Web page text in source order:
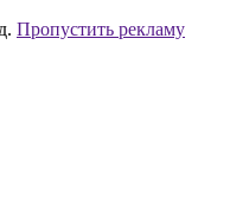
Пропустить рекламу